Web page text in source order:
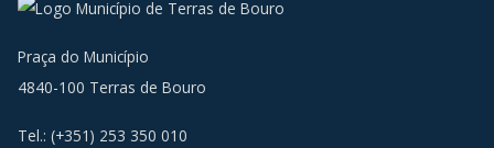
Praça do Município
4840-100 Terras de Bouro
Tel.: (+351) 253 350 010